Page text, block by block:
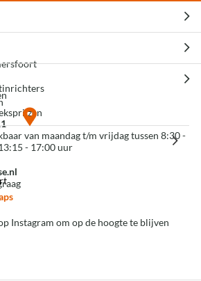
van maandag t/m vrijdag tussen 8:30 -
- 17:00 uur
Instagram om op de hoogte te blijven